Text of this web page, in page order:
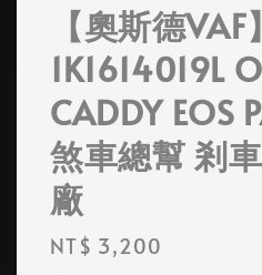
【奧斯德VAF】
1K1614019L
CADDY EOS
煞車總幫 剎
廠
Regular
NT$ 3,200